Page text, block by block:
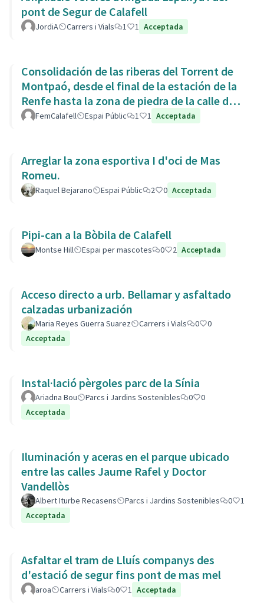
pont de Segur de Calafell
JordiA Carrers i Vials 1 1 Acceptada
Consolidación de las riberas del Torrent de
Montpaó, desde el final de la estación de la
Renfe hasta la zona de piedra de la calle de
L’Estany.
FemCalafell Espai Públic 1 1 Acceptada
Arreglar la zona esportiva I d'oci de Mas
Romeu.
Raquel Bejarano Espai Públic 2 0 Acceptada
Pipi-can a la Bòbila de Calafell
Montse Hill Espai per mascotes 0 2 Acceptada
Acceso directo a urb. Bellamar y asfaltado
calzadas urbanización
Maria Reyes Guerra Suarez Carrers i Vials 0
0
Acceptada
Instal·lació pèrgoles parc de la Sínia
Ariadna Bou Parcs i Jardins Sostenibles 0
0
Acceptada
Iluminación y aceras en el parque ubicado
entre las calles Jaume Rafel y Doctor
Vandellòs
Albert Iturbe Recasens Parcs i Jardins Sostenibles 0
1
Acceptada
Asfaltar el tram de Lluís companys des
d'estació de segur fins pont de mas mel
aroa Carrers i Vials 0 1 Acceptada